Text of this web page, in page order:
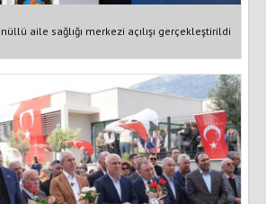
aile sağlığı merkezi açılışı gerçekleştirildi